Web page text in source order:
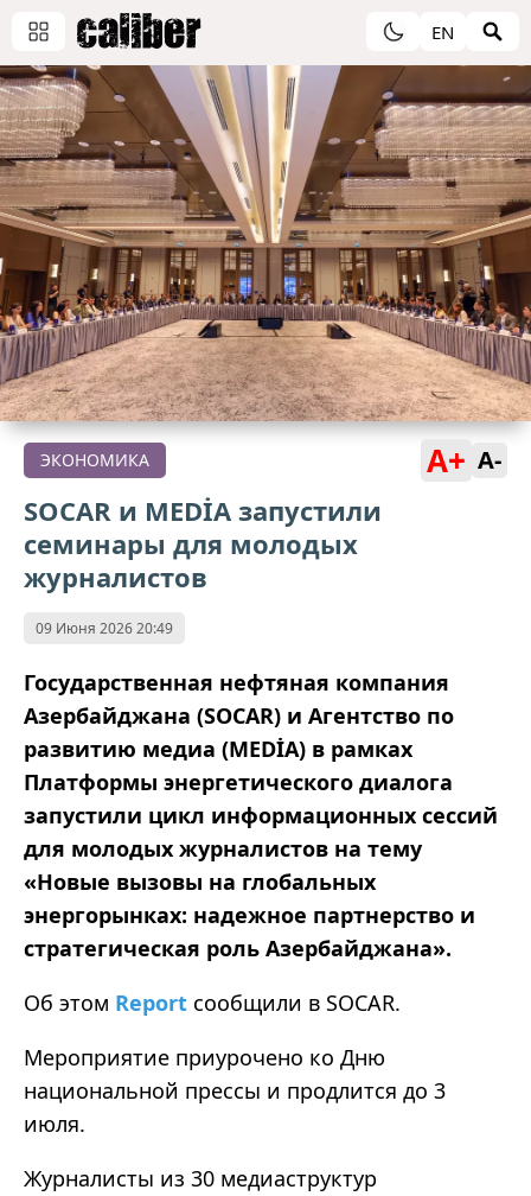
EN
ЭКОНОМИКА A+ A-
SOCAR и MEDİA запустили
семинары для молодых
журналистов
09 Июня 2026 20:49
Государственная нефтяная компания
Азербайджана (SOCAR) и Агентство по
развитию медиа (MEDİA) в рамках
Платформы энергетического диалога
запустили цикл информационных сессий
для молодых журналистов на тему
«Новые вызовы на глобальных
энергорынках: надежное партнерство и
стратегическая роль Азербайджана».
Об этом Report сообщили в SOCAR.
Мероприятие приурочено ко Дню
национальной прессы и продлится до 3
июля.
Журналисты из 30 медиаструктур